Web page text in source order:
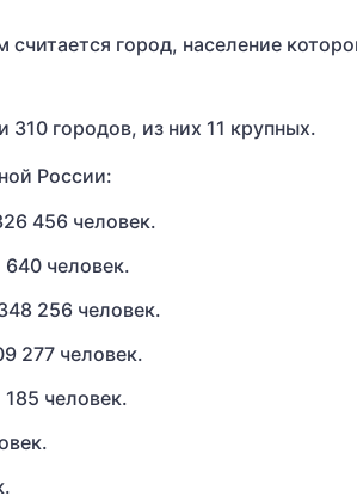
город, население
310 городов, из них 11 крупных.
России:
456 человек.
человек.
256 человек.
277 человек.
человек.